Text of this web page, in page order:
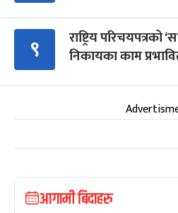
९
राष्ट्रिय परिचयपत्रको
निकायका काम
आगामी बिदाहरु